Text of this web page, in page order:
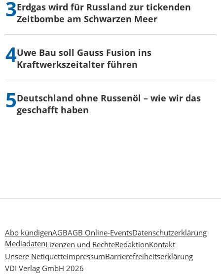
Erdgas wird für Russland zur tickenden
Zeitbombe am Schwarzen Meer
Uwe Bau soll Gauss Fusion ins
Kraftwerkszeitalter führen
Deutschland ohne Russenöl – wie wir das
geschafft haben
Abo kündigenAGBAGB Online-EventsDatenschutzerklärung
MediadatenLizenzen und RechteRedaktionKontakt
Unsere NetiquetteImpressumBarrierefreiheitserklärung
VDI Verlag GmbH 2026